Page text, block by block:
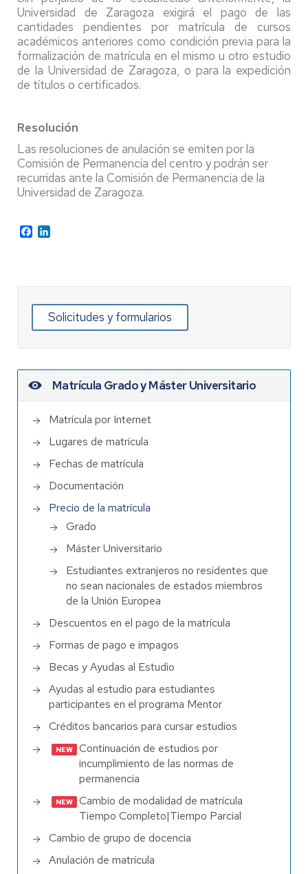
Universidad de Zaragoza exigirá el pago de las
cantidades pendientes por matrícula de cursos
académicos anteriores como condición previa para la
formalización de matrícula en el mismo u otro estudio
de la Universidad de Zaragoza, o para la expedición
de títulos o certificados.
Resolución
Las resoluciones de anulación se emiten por la
Comisión de Permanencia del centro y podrán ser
recurridas ante la Comisión de Permanencia de la
Universidad de Zaragoza.
Facebook
Solicitudes y formularios
Matrícula Grado y Máster Universitario
Matrícula por Internet
Lugares de matrícula
Fechas de matrícula
Documentación
Precio de la matrícula
Grado
Máster Universitario
Estudiantes extranjeros no residentes que
no sean nacionales de estados miembros
de la Unión Europea
Descuentos en el pago de la matrícula
Formas de pago e impagos
Becas y Ayudas al Estudio
Ayudas al estudio para estudiantes
participantes en el programa Mentor
Créditos bancarios para cursar estudios
Continuación de estudios por
incumplimiento de las normas de
permanencia
Cambio de modalidad de matrícula
Tiempo Completo|Tiempo Parcial
Cambio de grupo de docencia
Anulación de matrícula